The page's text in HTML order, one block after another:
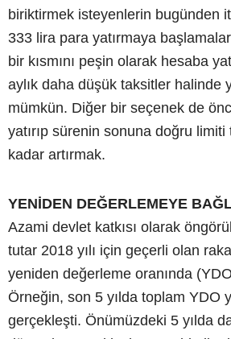
biriktirmek isteyenlerin bugünden
333 lira para yatırmaya
bir kısmını peşin olarak hesaba
aylık daha düşük taksitler halinde
mümkün. Diğer bir seçenek de
yatırıp sürenin sonuna doğru limiti
kadar artırmak.
YENİDEN DEĞERLEMEYE
Azami devlet katkısı olarak
tutar 2018 yılı için geçerli olan
yeniden değerleme oranında
Örneğin, son 5 yılda toplam YDO
gerçekleşti. Önümüzdeki 5 yılda